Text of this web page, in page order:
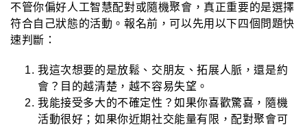
不管你偏好人工智慧配對或隨機聚會，真正重要的是選擇
符合自己狀態的活動。報名前，可以先用以下四個問題快
速判斷：
我這次想要的是放鬆、交朋友、拓展人脈，還是約
會？ 目的越清楚，越不容易失望。
我能接受多大的不確定性？如果你喜歡驚喜，隨機
活動很好；如果你近期社交能量有限，配對聚會可